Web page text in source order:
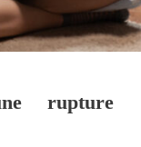
rupture